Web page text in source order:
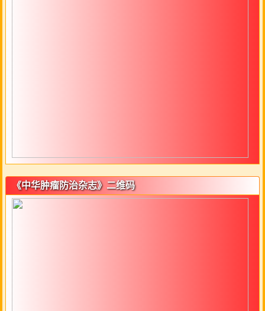
《中华肿瘤防治杂志》二维码